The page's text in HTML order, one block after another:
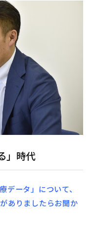
」時代
データ」について、
ありましたらお聞か